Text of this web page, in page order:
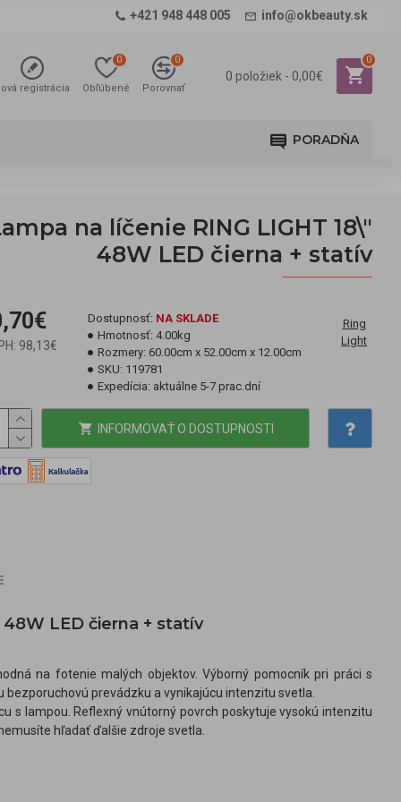
+421 948 448 005 info@okbeauty.sk
registrácia Obľúbené
0
Porovnať
0
0 položiek - 0,00€
0
PORADŇA
na líčenie RING LIGHT 18\"
48W LED čierna + statív
98,13€
Dostupnosť: NA SKLADE
Hmotnosť: 4.00kg
Rozmery: 60.00cm x 52.00cm x 12.00cm
SKU: 119781
Expedícia: aktuálne 5-7 prac.dní
Ring
Light
INFORMOVAŤ O DOSTUPNOSTI
LED čierna + statív
na fotenie malých objektov. Výborný pomocník pri práci s
prevádzku a vynikajúcu intenzitu svetla.
s lampou. Reflexný vnútorný povrch poskytuje vysokú intenzitu
hľadať ďalšie zdroje svetla.